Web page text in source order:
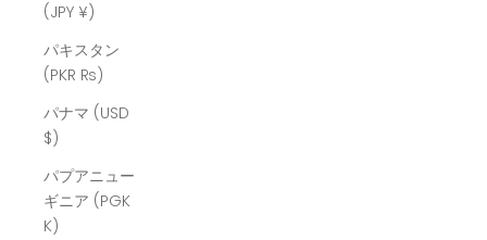
(JPY ¥)
パキスタン
(PKR ₨)
パナマ (USD
$)
パプアニュー
ギニア (PGK
K)